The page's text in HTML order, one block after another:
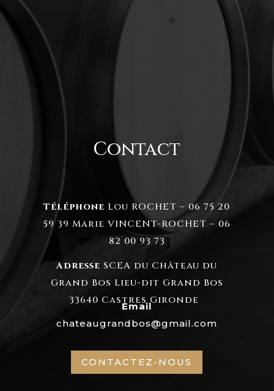
Contact
Téléphone Lou ROCHET – 06 75 20
59 39 Marie VINCENT-ROCHET – 06
82 00 93 73
AdresseSCEA du Château du
Grand Bos Lieu-dit Grand Bos
33640 Castres Gironde
Email
chateaugrandbos@gmail.com
CONTACTEZ-NOUS